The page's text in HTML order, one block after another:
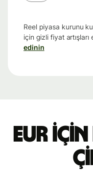
Reel piyasa kurunu
için gizli fiyat artışları
edinin
EUR